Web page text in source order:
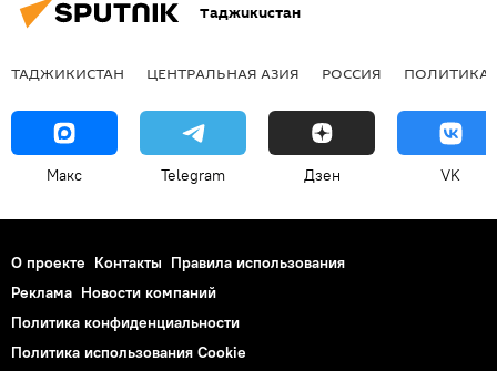
Таджикистан
ТАДЖИКИСТАН ЦЕНТРАЛЬНАЯ АЗИЯ РОССИЯ ПОЛИТИКА
Макс Telegram Дзен VK
О проекте Контакты Правила использования
Реклама Новости компаний
Политика конфиденциальности
Политика использования Cookie